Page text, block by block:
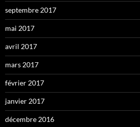
septembre 2017
mai 2017
avril 2017
mars 2017
février 2017
janvier 2017
décembre 2016